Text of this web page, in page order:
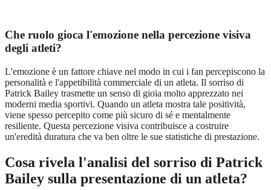
Che ruolo gioca l'emozione nella percezione visiva
degli atleti?
L'emozione è un fattore chiave nel modo in cui i fan percepiscono la
personalità e l'appetibilità commerciale di un atleta. Il sorriso di
Patrick Bailey trasmette un senso di gioia molto apprezzato nei
moderni media sportivi. Quando un atleta mostra tale positività,
viene spesso percepito come più sicuro di sé e mentalmente
resiliente. Questa percezione visiva contribuisce a costruire
un'eredità duratura che va ben oltre le sue statistiche di prestazione.
Cosa rivela l'analisi del sorriso di Patrick
Bailey sulla presentazione di un atleta?